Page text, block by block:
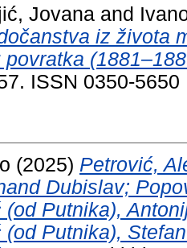
Jovana and
iz života
povratka
ISSN 0350-5650
(2025) Petrović,
Dubislav;
(od Putnika),
(od Putnika),